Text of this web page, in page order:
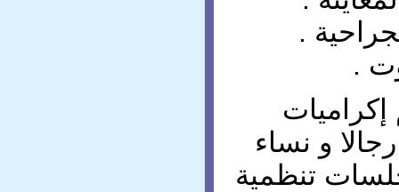
.
.
و نساء
تنظمية